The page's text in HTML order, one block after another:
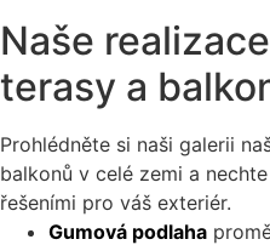
Naše realizace
terasy a
Prohlédněte si naši galerii
balkonů v celé zemi a
řešeními pro váš exteriér.
Gumová podlaha